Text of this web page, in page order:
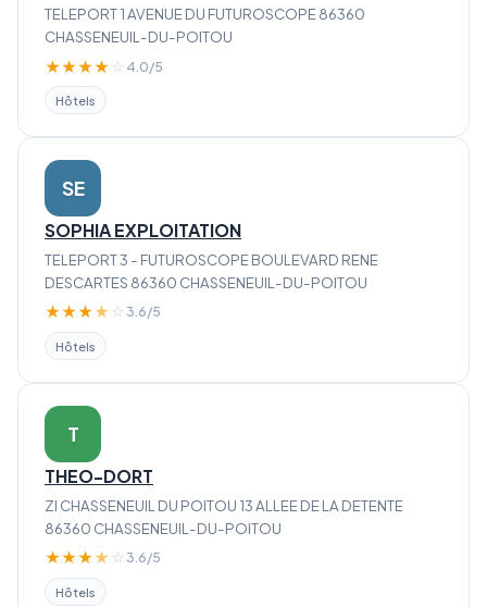
TELEPORT 1 AVENUE DU FUTUROSCOPE 86360
CHASSENEUIL-DU-POITOU
★★★★ ☆ 4.0/5
Hôtels
SE
SOPHIA EXPLOITATION
TELEPORT 3 - FUTUROSCOPE BOULEVARD RENE
DESCARTES 86360 CHASSENEUIL-DU-POITOU
★★★★ ☆ 3.6/5
Hôtels
T
THEO-DORT
ZI CHASSENEUIL DU POITOU 13 ALLEE DE LA DETENTE
86360 CHASSENEUIL-DU-POITOU
★★★★ ☆ 3.6/5
Hôtels